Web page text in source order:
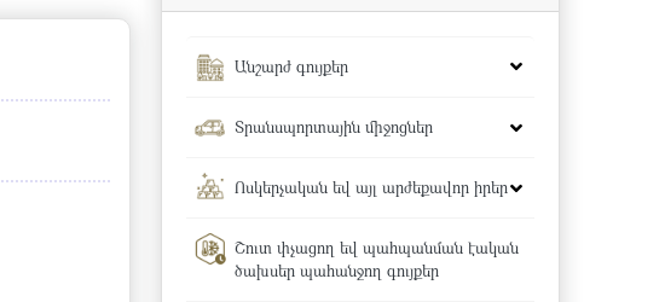
Անշարժ գույքեր
Տրանսպորտային միջոցներ
Ոսկերչական եվ այլ արժեքավոր իրեր
Շուտ փչացող եվ պահպանման էական
ծախսեր պահանջող գույքեր